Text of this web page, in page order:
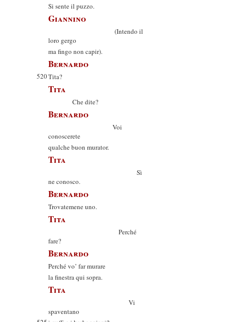
Si sente il puzzo.
Giannino
(Intendo il
loro gergo
ma fingo non capir).
Bernardo
520Tita?
Tita
Che dite?
Bernardo
Voi
conoscerete
qualche buon murator.
Tita
Sì
ne conosco.
Bernardo
Trovatemene uno.
Tita
Perché
fare?
Bernardo
Perché vo’ far murare
la finestra qui sopra.
Tita
Vi
spaventano